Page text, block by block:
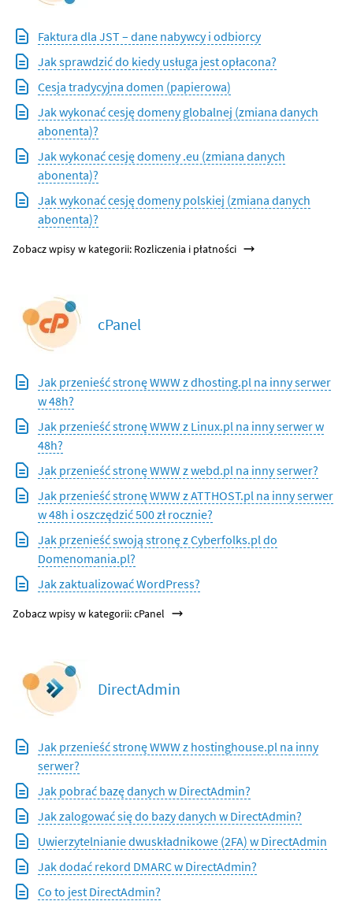
Faktura dla JST – dane nabywcy i odbiorcy
Jak sprawdzić do kiedy usługa jest opłacona?
Cesja tradycyjna domen (papierowa)
Jak wykonać cesję domeny globalnej (zmiana danych
abonenta)?
Jak wykonać cesję domeny .eu (zmiana danych
abonenta)?
Jak wykonać cesję domeny polskiej (zmiana danych
abonenta)?
Zobacz wpisy w kategorii: Rozliczenia i płatności
cPanel
Jak przenieść stronę WWW z dhosting.pl na inny serwer
w 48h?
Jak przenieść stronę WWW z Linux.pl na inny serwer w
48h?
Jak przenieść stronę WWW z webd.pl na inny serwer?
Jak przenieść stronę WWW z ATTHOST.pl na inny serwer
w 48h i oszczędzić 500 zł rocznie?
Jak przenieść swoją stronę z Cyberfolks.pl do
Domenomania.pl?
Jak zaktualizować WordPress?
Zobacz wpisy w kategorii: cPanel
DirectAdmin
Jak przenieść stronę WWW z hostinghouse.pl na inny
serwer?
Jak pobrać bazę danych w DirectAdmin?
Jak zalogować się do bazy danych w DirectAdmin?
Uwierzytelnianie dwuskładnikowe (2FA) w DirectAdmin
Jak dodać rekord DMARC w DirectAdmin?
Co to jest DirectAdmin?